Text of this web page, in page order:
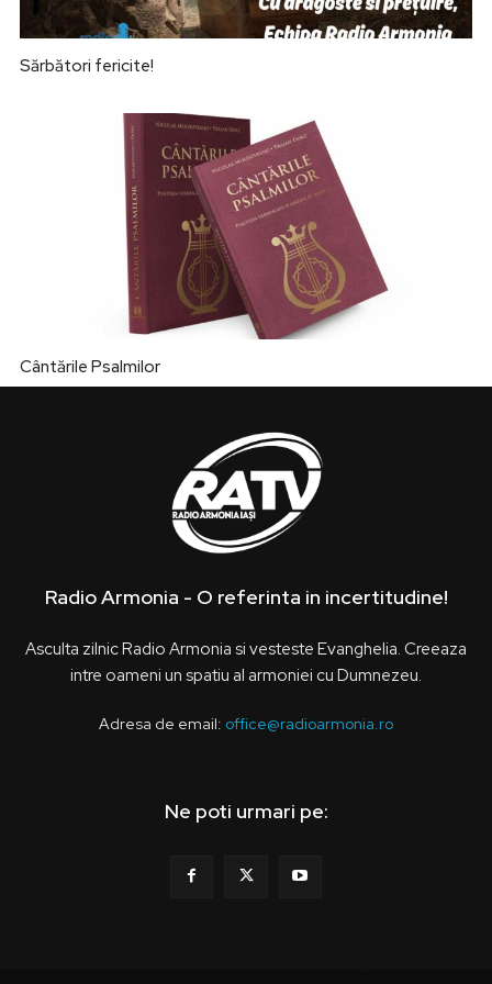
Sărbători fericite!
Cântările Psalmilor
Radio Armonia - O referinta in incertitudine!
Asculta zilnic Radio Armonia si vesteste Evanghelia. Creeaza
intre oameni un spatiu al armoniei cu Dumnezeu.
Adresa de email: office@radioarmonia.ro
Ne poti urmari pe: